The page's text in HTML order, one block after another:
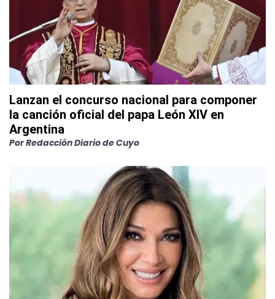
Lanzan el concurso nacional para componer
la canción oficial del papa León XIV en
Argentina
PorRedacción Diario de Cuyo